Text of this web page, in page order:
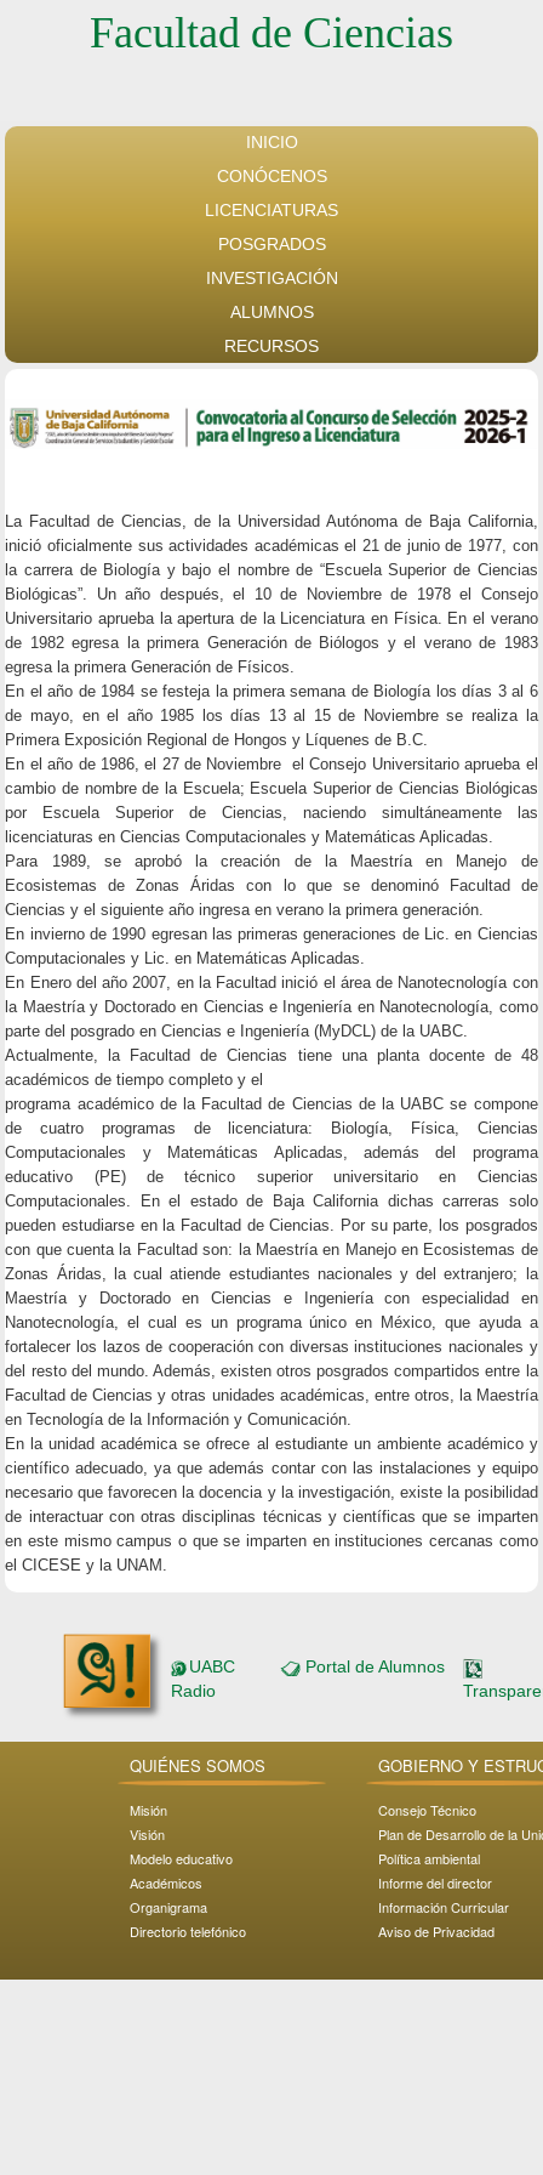
Facultad de Ciencias
INICIO
CONÓCENOS
LICENCIATURAS
POSGRADOS
INVESTIGACIÓN
ALUMNOS
RECURSOS
La Facultad de Ciencias, de la Universidad Autónoma de Baja California,
inició oficialmente sus actividades académicas el 21 de junio de 1977, con
la carrera de Biología y bajo el nombre de “Escuela Superior de Ciencias
Biológicas”. Un año después, el 10 de Noviembre de 1978 el Consejo
Universitario aprueba la apertura de la Licenciatura en Física. En el verano
de 1982 egresa la primera Generación de Biólogos y el verano de 1983
egresa la primera Generación de Físicos.
En el año de 1984 se festeja la primera semana de Biología los días 3 al 6
de mayo, en el año 1985 los días 13 al 15 de Noviembre se realiza la
Primera Exposición Regional de Hongos y Líquenes de B.C.
En el año de 1986, el 27 de Noviembre el Consejo Universitario aprueba el
cambio de nombre de la Escuela; Escuela Superior de Ciencias Biológicas
por Escuela Superior de Ciencias, naciendo simultáneamente las
licenciaturas en Ciencias Computacionales y Matemáticas Aplicadas.
Para 1989, se aprobó la creación de la Maestría en Manejo de
Ecosistemas de Zonas Áridas con lo que se denominó Facultad de
Ciencias y el siguiente año ingresa en verano la primera generación.
En invierno de 1990 egresan las primeras generaciones de Lic. en Ciencias
Computacionales y Lic. en Matemáticas Aplicadas.
En Enero del año 2007, en la Facultad inició el área de Nanotecnología con
la Maestría y Doctorado en Ciencias e Ingeniería en Nanotecnología, como
parte del posgrado en Ciencias e Ingeniería (MyDCL) de la UABC.
Actualmente, la Facultad de Ciencias tiene una planta docente de 48
académicos de tiempo completo y el
programa académico de la Facultad de Ciencias de la UABC se compone
de cuatro programas de licenciatura: Biología, Física, Ciencias
Computacionales y Matemáticas Aplicadas, además del programa
educativo (PE) de técnico superior universitario en Ciencias
Computacionales. En el estado de Baja California dichas carreras solo
pueden estudiarse en la Facultad de Ciencias. Por su parte, los posgrados
con que cuenta la Facultad son: la Maestría en Manejo en Ecosistemas de
Zonas Áridas, la cual atiende estudiantes nacionales y del extranjero; la
Maestría y Doctorado en Ciencias e Ingeniería con especialidad en
Nanotecnología, el cual es un programa único en México, que ayuda a
fortalecer los lazos de cooperación con diversas instituciones nacionales y
del resto del mundo. Además, existen otros posgrados compartidos entre la
Facultad de Ciencias y otras unidades académicas, entre otros, la Maestría
en Tecnología de la Información y Comunicación.
En la unidad académica se ofrece al estudiante un ambiente académico y
científico adecuado, ya que además contar con las instalaciones y equipo
necesario que favorecen la docencia y la investigación, existe la posibilidad
de interactuar con otras disciplinas técnicas y científicas que se imparten
en este mismo campus o que se imparten en instituciones cercanas como
el CICESE y la UNAM.
UABC
Radio
Portal de Alumnos
QUIÉNES SOMOS
Misión
Visión
Modelo educativo
Académicos
Organigrama
Directorio telefónico
GOBIERNO Y
Consejo Técnico
Plan de Desarrollo de la
Política ambiental
Informe del director
Información Curricular
Aviso de Privacidad